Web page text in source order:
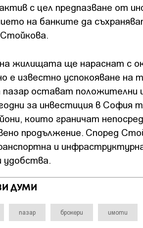
с цел предпазване от
на банките да
жилищата ще нараснат с
е известно успокояване на
пазар остават положителни
за инвестиция в София
които граничат
продължение. Според
и
удобства.
ДУМИ
пазар брокери имоти